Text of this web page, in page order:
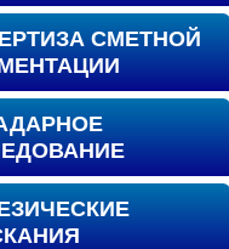
СМЕТНОЙ